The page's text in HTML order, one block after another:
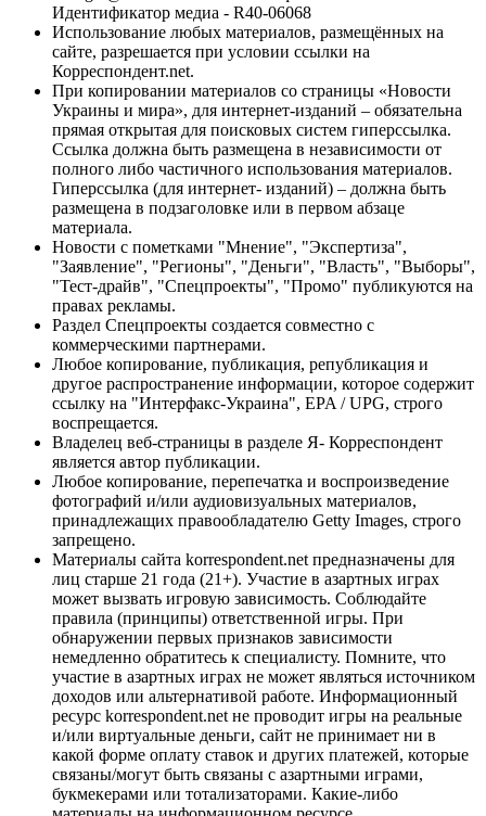
Идентификатор медиа - R40-06068
Использование любых материалов, размещённых на
сайте, разрешается при условии ссылки на
Корреспондент.net.
При копировании материалов со страницы «Новости
Украины и мира», для интернет-изданий – обязательна
прямая открытая для поисковых систем гиперссылка.
Ссылка должна быть размещена в независимости от
полного либо частичного использования материалов.
Гиперссылка (для интернет- изданий) – должна быть
размещена в подзаголовке или в первом абзаце
материала.
Новости с пометками "Мнение", "Экспертиза",
"Заявление", "Регионы", "Деньги", "Власть", "Выборы",
"Тест-драйв", "Спецпроекты", "Промо" публикуются на
правах рекламы.
Раздел Спецпроекты создается совместно с
коммерческими партнерами.
Любое копирование, публикация, републикация и
другое распространение информации, которое содержит
ссылку на "Интерфакс-Украина", EPA / UPG, строго
воспрещается.
Владелец веб-страницы в разделе Я- Корреспондент
является автор публикации.
Любое копирование, перепечатка и воспроизведение
фотографий и/или аудиовизуальных материалов,
принадлежащих правообладателю Getty Images, строго
запрещено.
Материалы сайта korrespondent.net предназначены для
лиц старше 21 года (21+). Участие в азартных играх
может вызвать игровую зависимость. Соблюдайте
правила (принципы) ответственной игры. При
обнаружении первых признаков зависимости
немедленно обратитесь к специалисту. Помните, что
участие в азартных играх не может являться источником
доходов или альтернативой работе. Информационный
ресурс korrespondent.net не проводит игры на реальные
и/или виртуальные деньги, сайт не принимает ни в
какой форме оплату ставок и других платежей, которые
связаны/могут быть связаны с азартными играми,
букмекерами или тотализаторами. Какие-либо